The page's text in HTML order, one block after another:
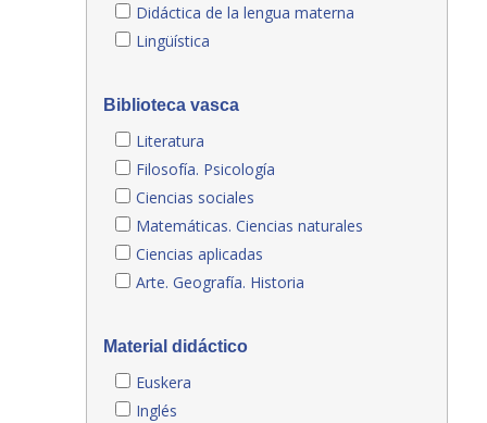
Didáctica de la lengua materna
Lingüística
Biblioteca vasca
Literatura
Filosofía. Psicología
Ciencias sociales
Matemáticas. Ciencias naturales
Ciencias aplicadas
Arte. Geografía. Historia
Material didáctico
Euskera
Inglés